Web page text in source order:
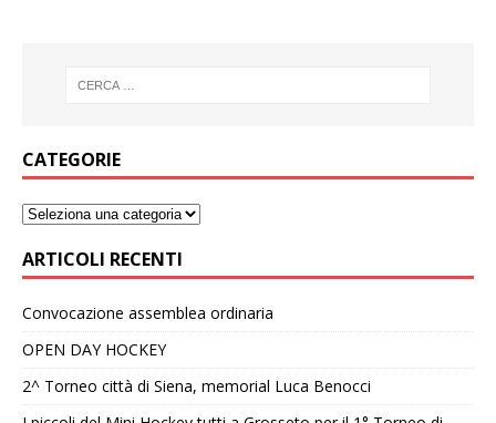
CATEGORIE
ARTICOLI RECENTI
Convocazione assemblea ordinaria
OPEN DAY HOCKEY
2^ Torneo città di Siena, memorial Luca Benocci